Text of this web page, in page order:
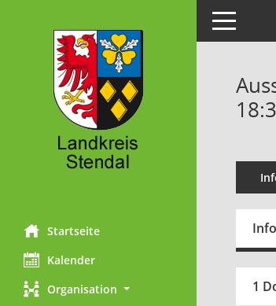
Startseite
Kalender
Organisation
Toggle
1